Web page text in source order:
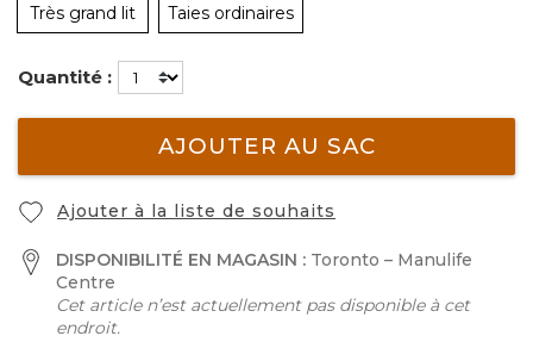
Très grand lit Taies ordinaires
Quantité :
AJOUTER AU SAC
Ajouter à la liste de souhaits
DISPONIBILITÉ EN MAGASIN : Toronto – Manulife
Centre
Cet article n’est actuellement pas disponible à cet
endroit.